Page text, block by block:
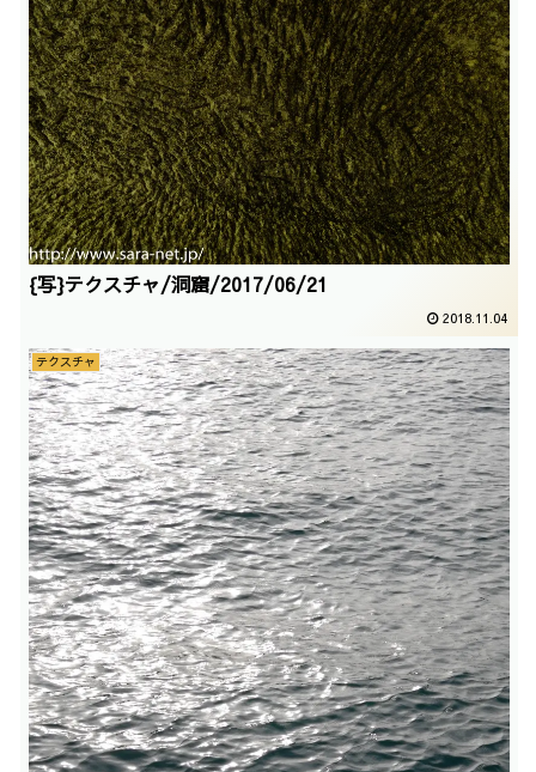
{写}テクスチャ/洞窟/2017/06/21
2018.11.04
テクスチャ